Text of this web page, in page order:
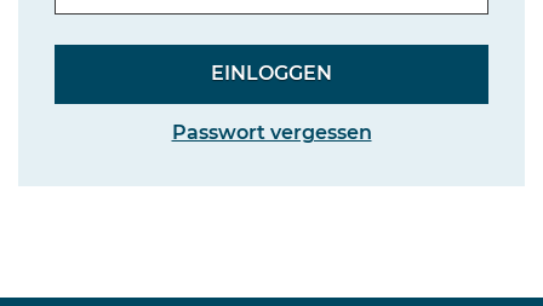
Passwort vergessen